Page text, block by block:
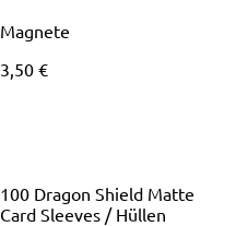
Magnete
3,50 €
100 Dragon Shield Matte
Card Sleeves / Hüllen